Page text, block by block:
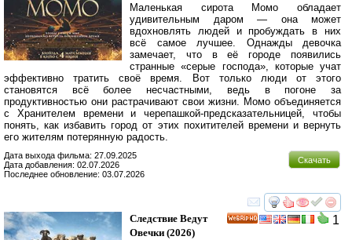
Маленькая сирота Момо обладает
удивительным даром — она может
вдохновлять людей и пробуждать в них
всё самое лучшее. Однажды девочка
замечает, что в её городе появились
странные «серые господа», которые учат
эффективно тратить своё время. Вот только люди от этого
становятся всё более несчастными, ведь в погоне за
продуктивностью они растрачивают свои жизни. Момо объединяется
с Хранителем времени и черепашкой-предсказательницей, чтобы
понять, как избавить город от этих похитителей времени и вернуть
его жителям потерянную радость.
Скачать
Дата выхода фильма: 27.09.2025
Дата добавления: 02.07.2026
Последнее обновление: 03.07.2026
смотреть
1
Следствие Ведут
Овечки (2026)